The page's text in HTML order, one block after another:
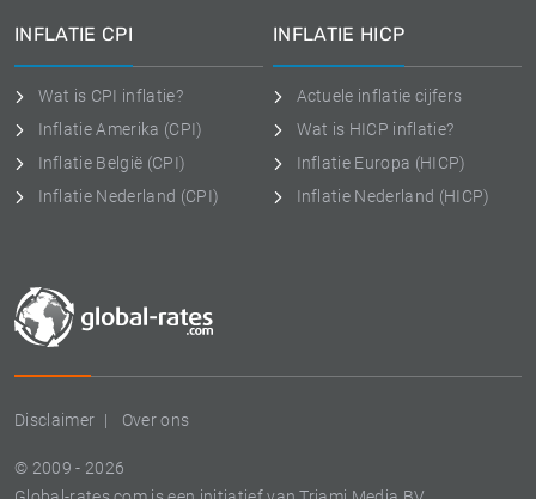
Disclaimer Over ons
© 2009 - 2026
INFLATIE CPI
Wat is CPI inflatie?
Inflatie Amerika (CPI)
Inflatie België (CPI)
Inflatie Nederland (CPI)
INFLATIE HICP
Actuele inflatie cijfers
Wat is HICP inflatie?
Inflatie Europa (HICP)
Inflatie Nederland (HICP)